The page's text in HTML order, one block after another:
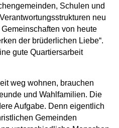
Schulen und
neu
von heute
der brüderlichen Liebe“.
gute Quartiersarbeit
weg wohnen, brauchen
und Wahlfamilien. Die
Aufgabe. Denn eigentlich
Gemeinden